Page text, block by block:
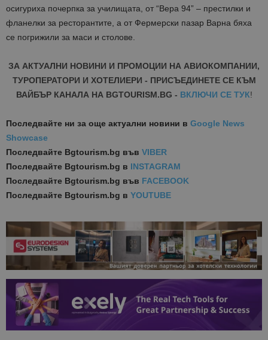
осигуриха почерпка за училищата, от “Вера 94” – престилки и
фланелки за ресторантите, а от Фермерски пазар Варна бяха
се погрижили за маси и столове.
ЗА АКТУАЛНИ НОВИНИ И ПРОМОЦИИ НА АВИОКОМПАНИИ,
ТУРОПЕРАТОРИ И ХОТЕЛИЕРИ - ПРИСЪЕДИНЕТЕ СЕ КЪМ
ВАЙБЪР КАНАЛА НА BGTOURISM.BG - ВКЛЮЧИ СЕ ТУК!
Последвайте ни за още актуални новини в Google News
Showcase
Последвайте Bgtourism.bg във VIBER
Последвайте Bgtourism.bg в INSTAGRAM
Последвайте Bgtourism.bg във FACEBOOK
Последвайте Bgtourism.bg в YOUTUBE